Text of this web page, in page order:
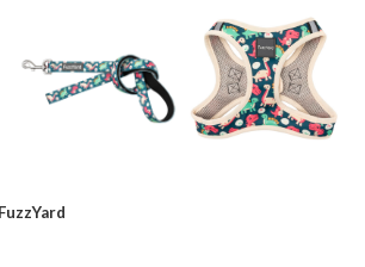
FuzzYard